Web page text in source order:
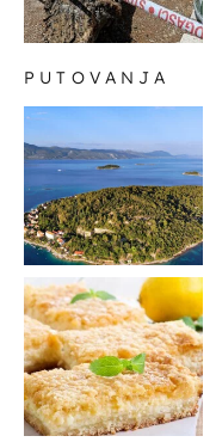
PUTOVANJA